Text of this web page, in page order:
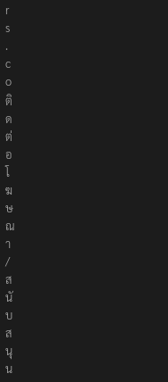
e
r
s
.
c
o
ติ
ด
ต่
อ
โ
ฆ
ษ
ณ
า
/
ส
นั
บ
ส
นุ